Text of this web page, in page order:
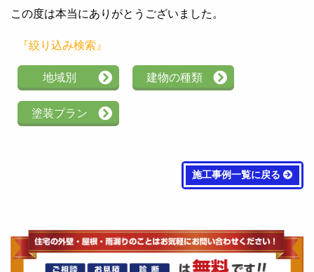
この度は本当にありがとうございました。
『絞り込み検索』
地域別 建物の種類
塗装プラン
施工事例一覧に戻る